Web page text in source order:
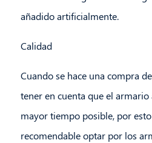
añadido artificialmente.
Calidad
Cuando se hace una compra
tener en cuenta que el
mayor tiempo posible, por
recomendable optar por los